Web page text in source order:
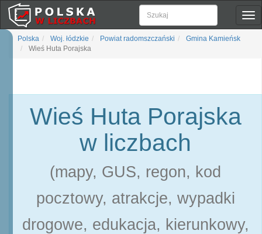
Polska Woj. łódzkie Powiat radomszczański
Gmina Kamieńsk
Wieś Huta Porajska
Wieś Huta Porajska
w liczbach
(mapy, GUS, regon, kod
pocztowy, atrakcje, wypadki
drogowe, edukacja, kierunkowy,